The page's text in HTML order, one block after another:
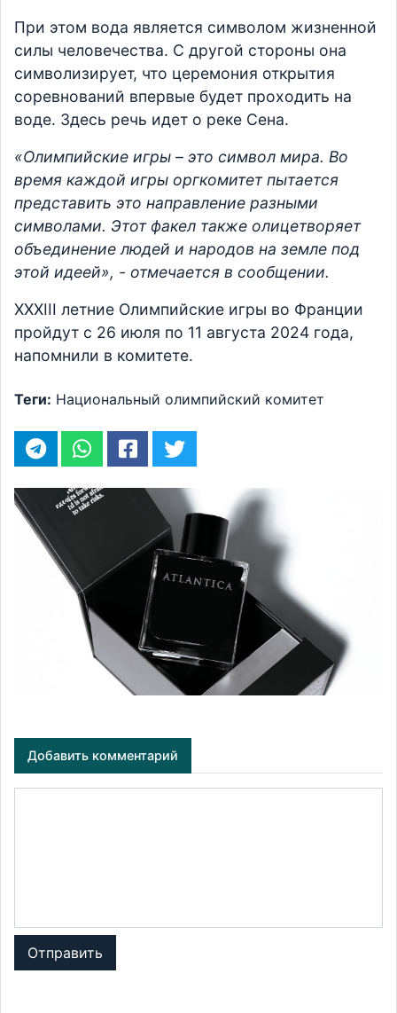
При этом вода является символом жизненной
силы человечества. С другой стороны она
символизирует, что церемония открытия
соревнований впервые будет проходить на
воде. Здесь речь идет о реке Сена.
«Олимпийские игры – это символ мира. Во
время каждой игры оргкомитет пытается
представить это направление разными
символами. Этот факел также олицетворяет
объединение людей и народов на земле под
этой идеей», - отмечается в сообщении.
XXXIII летние Олимпийские игры во Франции
пройдут с 26 июля по 11 августа 2024 года,
напомнили в комитете.
Теги: Национальный олимпийский комитет
Добавить комментарий
Отправить